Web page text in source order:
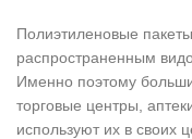
Полиэтиленовые
распространенным
Именно поэтому
торговые центры,
используют их в своих